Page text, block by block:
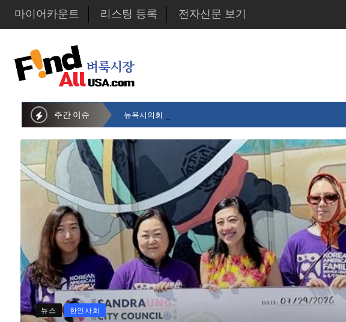
마이어카운트 리스팅 등록 전자신문 보기
주간 이슈 뉴욕시의회 샌드라 황 부의장, 한인비영리단체에 36만불 예산 지원
뉴스 한인사회